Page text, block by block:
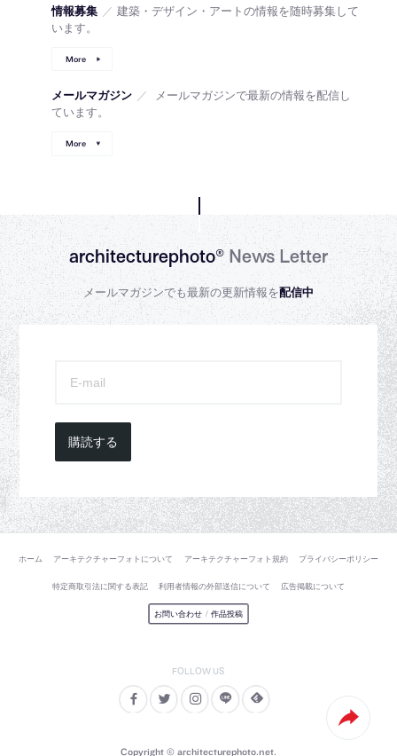
情報募集 ／ 建築・デザイン・アートの情報を随時募集して
います。
More
メールマガジン ／
メールマガジンで最新の情報を配信し
ています。
More
architecturephoto®News Letter
メールマガジンでも最新の更新情報を配信中
購読する
ホーム アーキテクチャーフォトについて アーキテクチャーフォト規約 プライバシーポリシー
特定商取引法に関する表記 利用者情報の外部送信について 広告掲載について
お問い合わせ / 作品投稿
Copyright © architecturephoto.net.